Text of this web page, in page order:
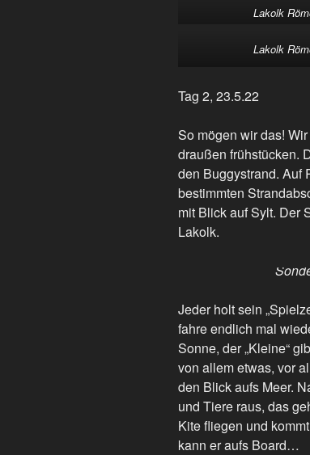
Lakolk
Lakolk
Tag 2, 23.5.22
So mögen wir das!
draußen frühstücken.
den Buggystrand. Auf
bestimmten
mit Blick auf Sylt. Der
Lakolk.
Jeder holt sein
fahre endlich mal
Sonne, der „Kleine“
von allem etwas, vor
den Blick aufs Meer.
und Tiere raus, das
Kite fliegen und
kann er aufs Board…